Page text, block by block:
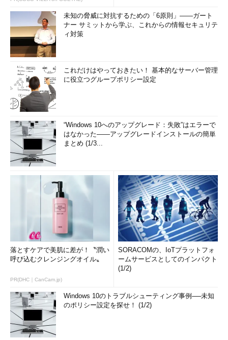
未知の脅威に対抗するための「6原則」――ガート
ナー サミットから学ぶ、これからの情報セキュリテ
ィ対策
これだけはやっておきたい！ 基本的なサーバー管理
に役立つグループポリシー設定
“Windows 10へのアップグレード：失敗”はエラーで
はなかった――アップグレードインストールの簡単
まとめ (1/3...
落とすケアで美肌に差が！〝潤い
呼び込むクレンジングオイル〟
PR(DHC｜CanCam.jp)
SORACOMの、IoTプラットフォ
ームサービスとしてのインパクト
(1/2)
Windows 10のトラブルシューティング事例──未知
のポリシー設定を探せ！ (1/2)